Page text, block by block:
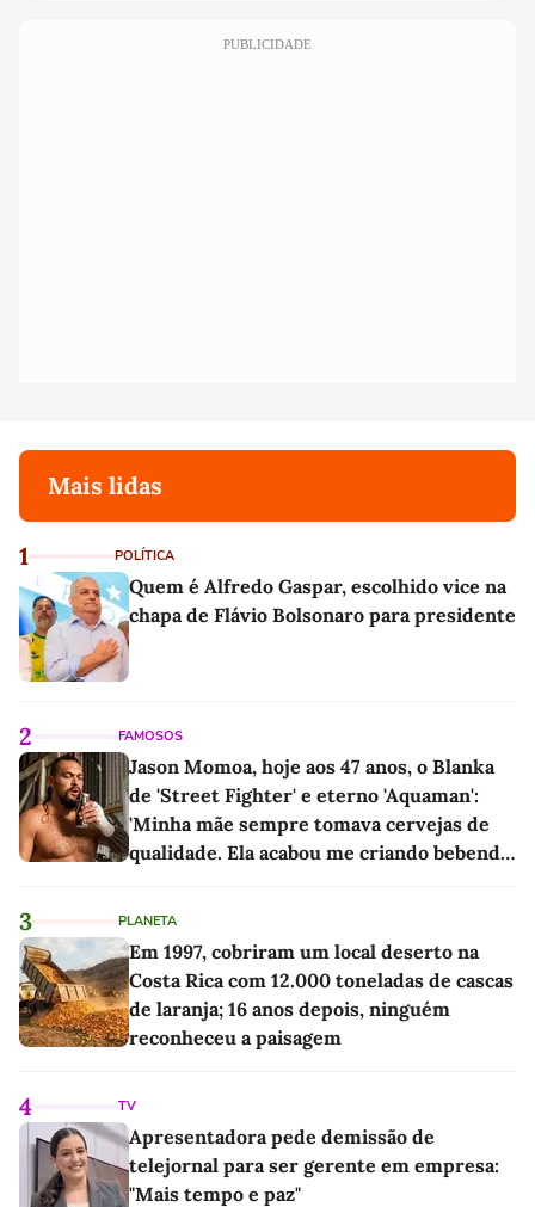
PUBLICIDADE
Mais lidas
1 POLÍTICA
Quem é Alfredo Gaspar, escolhido vice na
chapa de Flávio Bolsonaro para presidente
2 FAMOSOS
Jason Momoa, hoje aos 47 anos, o Blanka
de 'Street Fighter' e eterno 'Aquaman':
'Minha mãe sempre tomava cervejas de
qualidade. Ela acabou me criando bebendo
3 PLANETA
Em 1997, cobriram um local deserto na
Costa Rica com 12.000 toneladas de cascas
de laranja; 16 anos depois, ninguém
reconheceu a paisagem
4 TV
Apresentadora pede demissão de
telejornal para ser gerente em empresa:
"Mais tempo e paz"